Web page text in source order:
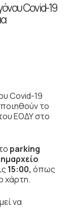
Covid-19
Covid-19
το
ΕΟΔΥ στο
parking
15:00, όπως
χάρτη.
να